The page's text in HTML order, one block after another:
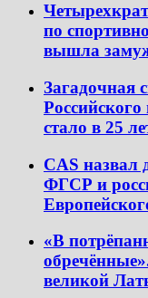
по
вышла
Загадочная
стало в 25
CAS назвал
ФГСР и
«В
великой